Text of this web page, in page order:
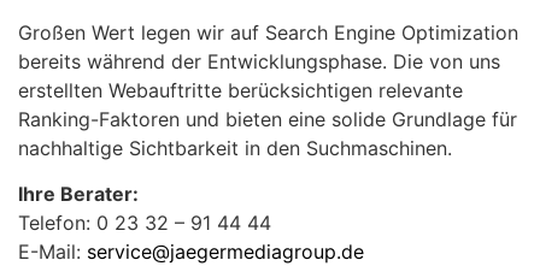
Großen Wert legen wir auf Search Engine Optimization
bereits während der Entwicklungsphase. Die von uns
erstellten Webauftritte berücksichtigen relevante
Ranking-Faktoren und bieten eine solide Grundlage für
nachhaltige Sichtbarkeit in den Suchmaschinen.
Ihre Berater:
Telefon: 0 23 32 – 91 44 44
E-Mail: service@jaegermediagroup.de